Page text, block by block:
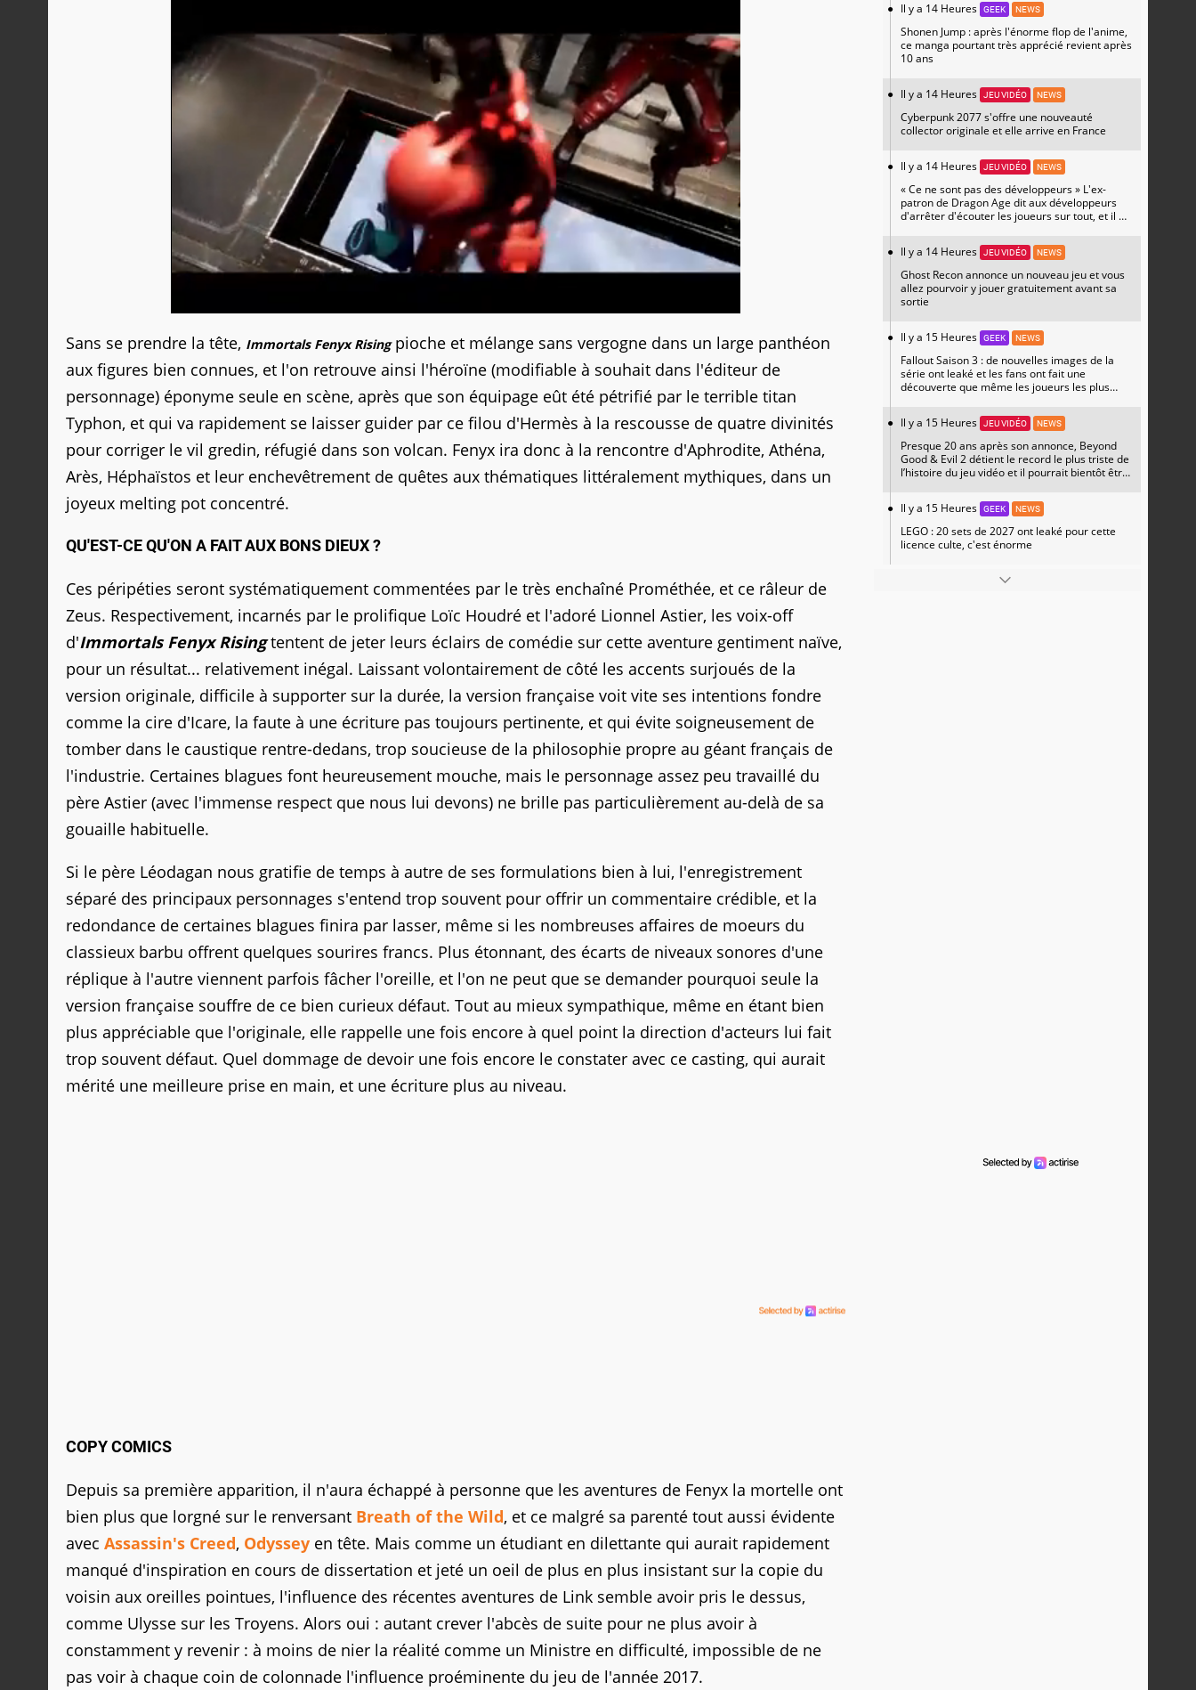
Sans se prendre la tête, Immortals Fenyx Rising pioche et mélange sans vergogne dans un large panthéon
aux figures bien connues, et l'on retrouve ainsi l'héroïne (modifiable à souhait dans l'éditeur de
personnage) éponyme seule en scène, après que son équipage eût été pétrifié par le terrible titan
Typhon, et qui va rapidement se laisser guider par ce filou d'Hermès à la rescousse de quatre divinités
pour corriger le vil gredin, réfugié dans son volcan. Fenyx ira donc à la rencontre d'Aphrodite, Athéna,
Arès, Héphaïstos et leur enchevêtrement de quêtes aux thématiques littéralement mythiques, dans un
joyeux melting pot concentré.
QU'EST-CE QU'ON A FAIT AUX BONS DIEUX ?
Ces péripéties seront systématiquement commentées par le très enchaîné Prométhée, et ce râleur de
Zeus. Respectivement, incarnés par le prolifique Loïc Houdré et l'adoré Lionnel Astier, les voix-off
d'Immortals Fenyx Risingtentent de jeter leurs éclairs de comédie sur cette aventure gentiment naïve,
pour un résultat... relativement inégal. Laissant volontairement de côté les accents surjoués de la
version originale, difficile à supporter sur la durée, la version française voit vite ses intentions fondre
comme la cire d'Icare, la faute à une écriture pas toujours pertinente, et qui évite soigneusement de
tomber dans le caustique rentre-dedans, trop soucieuse de la philosophie propre au géant français de
l'industrie. Certaines blagues font heureusement mouche, mais le personnage assez peu travaillé du
père Astier (avec l'immense respect que nous lui devons) ne brille pas particulièrement au-delà de sa
gouaille habituelle.
Si le père Léodagan nous gratifie de temps à autre de ses formulations bien à lui, l'enregistrement
séparé des principaux personnages s'entend trop souvent pour offrir un commentaire crédible, et la
redondance de certaines blagues finira par lasser, même si les nombreuses affaires de moeurs du
classieux barbu offrent quelques sourires francs. Plus étonnant, des écarts de niveaux sonores d'une
réplique à l'autre viennent parfois fâcher l'oreille, et l'on ne peut que se demander pourquoi seule la
version française souffre de ce bien curieux défaut. Tout au mieux sympathique, même en étant bien
plus appréciable que l'originale, elle rappelle une fois encore à quel point la direction d'acteurs lui fait
trop souvent défaut. Quel dommage de devoir une fois encore le constater avec ce casting, qui aurait
mérité une meilleure prise en main, et une écriture plus au niveau.
COPY COMICS
Depuis sa première apparition, il n'aura échappé à personne que les aventures de Fenyx la mortelle ont
bien plus que lorgné sur le renversant Breath of the Wild, et ce malgré sa parenté tout aussi évidente
avec Assassin's Creed, Odyssey en tête. Mais comme un étudiant en dilettante qui aurait rapidement
manqué d'inspiration en cours de dissertation et jeté un oeil de plus en plus insistant sur la copie du
voisin aux oreilles pointues, l'influence des récentes aventures de Link semble avoir pris le dessus,
comme Ulysse sur les Troyens. Alors oui : autant crever l'abcès de suite pour ne plus avoir à
constamment y revenir : à moins de nier la réalité comme un Ministre en difficulté, impossible de ne
pas voir à chaque coin de colonnade l'influence proéminente du jeu de l'année 2017.
Il y a 14 Heures GEEK NEWS
Shonen Jump : après l'énorme flop de l'anime,
ce manga pourtant très apprécié revient après
10 ans
Il y a 14 Heures JEU VIDÉO NEWS
Cyberpunk 2077 s'offre une nouveauté
collector originale et elle arrive en France
Il y a 14 Heures JEU VIDÉO NEWS
« Ce ne sont pas des développeurs » L'ex-
patron de Dragon Age dit aux développeurs
d'arrêter d'écouter les joueurs sur tout, et il a
Il y a 14 Heures
JEU VIDÉO NEWS
Ghost Recon annonce un nouveau jeu et vous
allez pourvoir y jouer gratuitement avant sa
sortie
Il y a 15 Heures GEEK NEWS
Fallout Saison 3 : de nouvelles images de la
série ont leaké et les fans ont fait une
découverte que même les joueurs les plus
Il y a 15 Heures
JEU VIDÉO NEWS
Presque 20 ans après son annonce, Beyond
Good & Evil 2 détient le record le plus triste de
l’histoire du jeu vidéo et il pourrait bientôt être
Il y a 15 Heures
GEEK NEWS
LEGO : 20 sets de 2027 ont leaké pour cette
licence culte, c'est énorme